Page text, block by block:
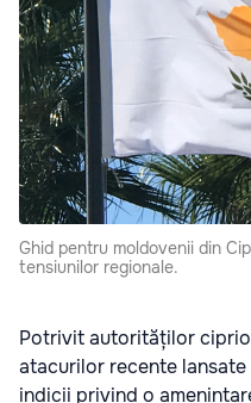
Ghid pentru moldovenii din
tensiunilor regionale.
Potrivit autorităților
atacurilor recente lansate
indicii privind o